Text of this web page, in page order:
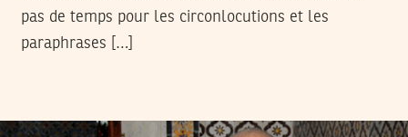
pas de temps pour les circonlocutions et les
paraphrases […]